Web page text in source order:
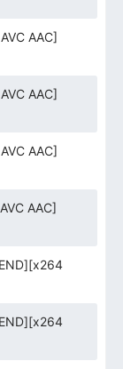
AAC]
AAC]
AAC]
AAC]